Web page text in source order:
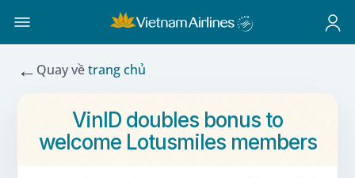
← Quay vềtrang chủ
VinID doubles bonus to
welcome Lotusmiles members